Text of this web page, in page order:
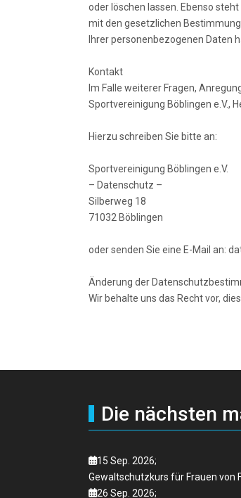
oder löschen lassen. Ebenso
mit den gesetzlichen
Ihrer personenbezogenen Daten
Kontakt
Im Falle weiterer Fragen,
Sportvereinigung Böblingen e.V.,
Hierzu schreiben Sie bitte an:
Sportvereinigung Böblingen e.V.
– Datenschutz –
Silberweg 18
71032 Böblingen
oder senden Sie eine E-Mail an:
Änderung der
Wir behalte uns das Recht vor,
Die nächsten
15 Sep. 2026;
Gewaltschutzkurs für Frauen von
26 Sep. 2026;